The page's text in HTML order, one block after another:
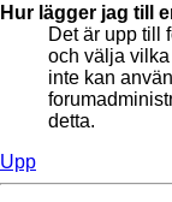
Hur lägger jag till
Det är upp till
och välja
inte kan
detta.
Upp